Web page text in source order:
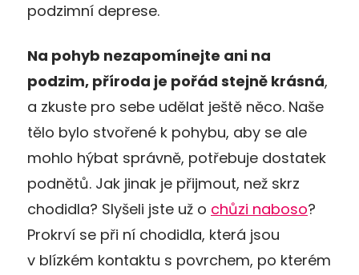
podzimní deprese.
Na pohyb nezapomínejte ani na
podzim, příroda je pořád stejně krásná,
a zkuste pro sebe udělat ještě něco. Naše
tělo bylo stvořené k pohybu, aby se ale
mohlo hýbat správně, potřebuje dostatek
podnětů. Jak jinak je přijmout, než skrz
chodidla? Slyšeli jste už o chůzi naboso?
Prokrví se při ní chodidla, která jsou
v blízkém kontaktu s povrchem, po kterém